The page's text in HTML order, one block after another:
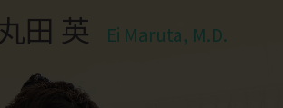
丸田 英 Ei Maruta, M.D.